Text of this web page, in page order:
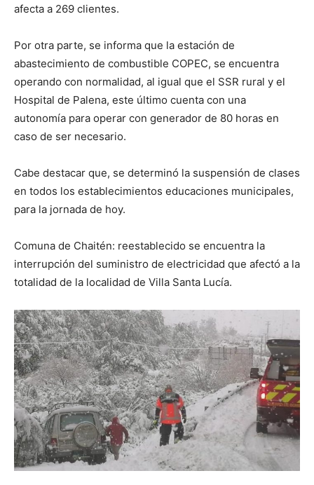
afecta a 269 clientes.
Por otra parte, se informa que la estación de
abastecimiento de combustible COPEC, se encuentra
operando con normalidad, al igual que el SSR rural y el
Hospital de Palena, este último cuenta con una
autonomía para operar con generador de 80 horas en
caso de ser necesario.
Cabe destacar que, se determinó la suspensión de clases
en todos los establecimientos educaciones municipales,
para la jornada de hoy.
Comuna de Chaitén: reestablecido se encuentra la
interrupción del suministro de electricidad que afectó a la
totalidad de la localidad de Villa Santa Lucía.